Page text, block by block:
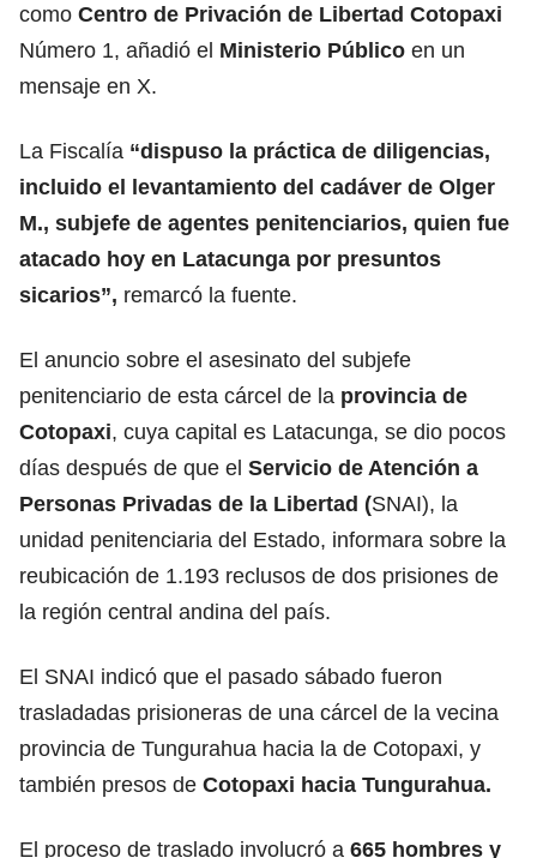
como Centro de Privación de Libertad Cotopaxi
Número 1, añadió el Ministerio Público en un
mensaje en X.
La Fiscalía “dispuso la práctica de diligencias,
incluido el levantamiento del cadáver de Olger
M., subjefe de agentes penitenciarios, quien fue
atacado hoy en Latacunga por presuntos
sicarios”, remarcó la fuente.
El anuncio sobre el asesinato del subjefe
penitenciario de esta cárcel de la provincia de
Cotopaxi, cuya capital es Latacunga, se dio pocos
días después de que el Servicio de Atención a
Personas Privadas de la Libertad (SNAI), la
unidad penitenciaria del Estado, informara sobre la
reubicación de 1.193 reclusos de dos prisiones de
la región central andina del país.
El SNAI indicó que el pasado sábado fueron
trasladadas prisioneras de una cárcel de la vecina
provincia de Tungurahua hacia la de Cotopaxi, y
también presos de Cotopaxi hacia Tungurahua.
El proceso de traslado involucró a 665 hombres y